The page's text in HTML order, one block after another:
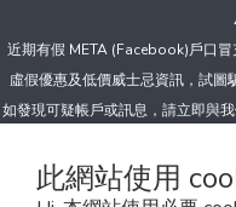
此網站使用
近期有假 META (Facebook)戶口
虛假優惠及低價威士忌資訊，試圖
如發現可疑帳戶或訊息，請立即與